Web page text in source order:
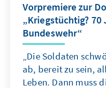
Vorpremiere zur
„Kriegstüchtig? 70
Bundeswehr“
„Die Soldaten
ab, bereit zu sein,
Leben. Dann muss